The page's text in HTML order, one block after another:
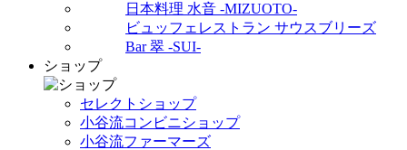
日本料理 水音 -MIZUOTO-
ビュッフェレストラン サウスブリーズ
Bar 翠 -SUI-
ショップ
セレクトショップ
小谷流コンビニショップ
小谷流ファーマーズ